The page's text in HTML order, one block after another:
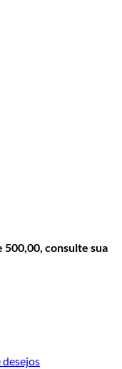
consulte sua